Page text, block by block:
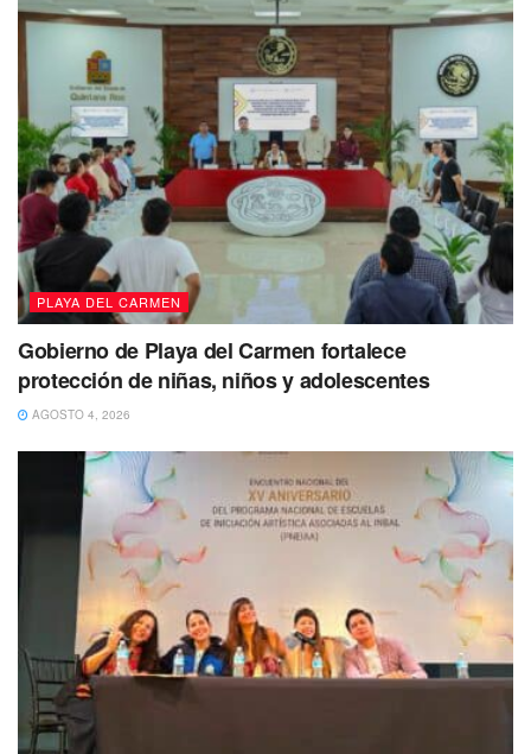
León
Genaro Iván Molina León de 62 añosde edad fue visto
por última vez por sus familiares el 06 de junio de 2023,
por sus familiares en Calderitas, localidad del Mpio;Othón
P. Blanco,Quintana Roo.
El hombre fue reportado como desaparecido el 20 de
Hasta el momento se presume como persona no
localizada, de tal forma que se ha activado una ficha de
búsqueda en la Fiscalía General del Estado
La persona es de complexión mediana,
tez morena, cabello lacio, corto, cano,
ojos color café y pequeños.
PLAYA DEL CARMEN
Gobierno de Playa del Carmen fortalece
protección de niñas, niños y adolescentes
AGOSTO 4, 2026